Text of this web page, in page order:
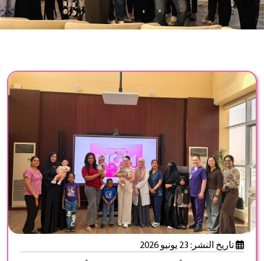
تاريخ النشر: 23 يونيو 2026